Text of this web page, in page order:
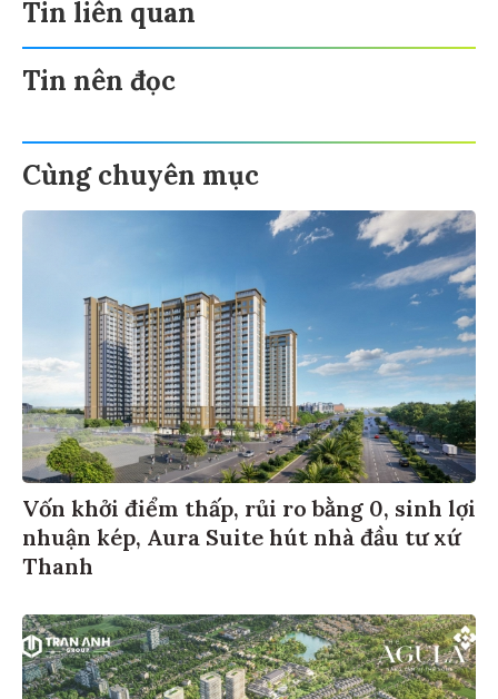
Tin liên quan
Tin nên đọc
Cùng chuyên mục
Vốn khởi điểm thấp, rủi ro bằng 0, sinh lợi
nhuận kép, Aura Suite hút nhà đầu tư xứ
Thanh